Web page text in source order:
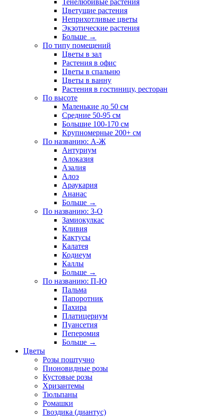
Тенелюбивые растения
Цветущие растения
Неприхотливые цветы
Экзотические растения
Больше →
По типу помещений
Цветы в зал
Растения в офис
Цветы в спальню
Цветы в ванну
Растения в гостиницу, ресторан
По высоте
Маленькие до 50 см
Средние 50-95 см
Большие 100-170 см
Крупномерные 200+ см
По названию: А-Ж
Антуриум
Алоказия
Азалия
Алоэ
Араукария
Ананас
Больше →
По названию: З-О
Замиокулкас
Кливия
Кактусы
Калатея
Кодиеум
Каллы
Больше →
По названию: П-Ю
Пальма
Папоротник
Пахира
Платицериум
Пуансетия
Пеперомия
Больше →
Цветы
Розы поштучно
Пионовидные розы
Кустовые розы
Хризантемы
Тюльпаны
Ромашки
Гвоздика (диантус)